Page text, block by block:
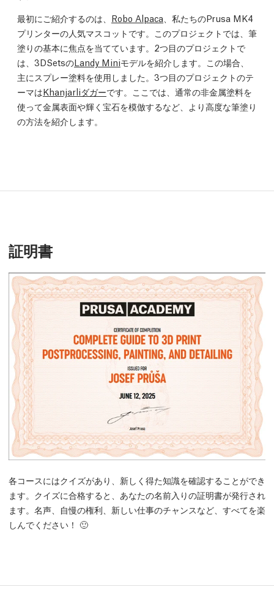
最初にご紹介するのは、 Robo Alpaca 、私たちのPrusa MK4
プリンターの人気マスコットです。このプロジェクトでは、筆
塗りの基本に焦点を当てています。2つ目のプロジェクトで
は、3DSetsのLandy Miniモデルを紹介します。この場合、
主にスプレー塗料を使用しました。3つ目のプロジェクトのテ
ーマはKhanjarliダガーです。ここでは、通常の非金属塗料を
使って金属表面や輝く宝石を模倣するなど、より高度な筆塗り
の方法を紹介します。
証明書
各コースにはクイズがあり、新しく得た知識を確認することができ
ます。クイズに合格すると、あなたの名前入りの証明書が発行され
ます。名声、自慢の権利、新しい仕事のチャンスなど、すべてを楽
しんでください！ 🙂